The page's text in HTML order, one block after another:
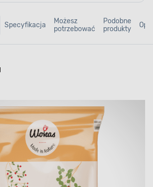
Specyfikacja
Możesz
potrzebować
Podobne
produkty